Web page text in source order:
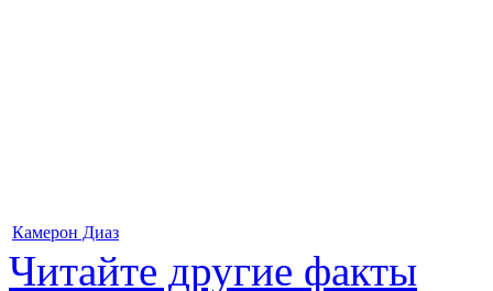
Камерон Диаз
Читайте другие факты